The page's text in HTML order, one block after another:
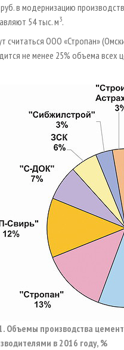
в модернизацию
54 тыс. м3.
ООО «Стропан»
не менее 25% объема всех
Объемы производства
в 2016 году, %